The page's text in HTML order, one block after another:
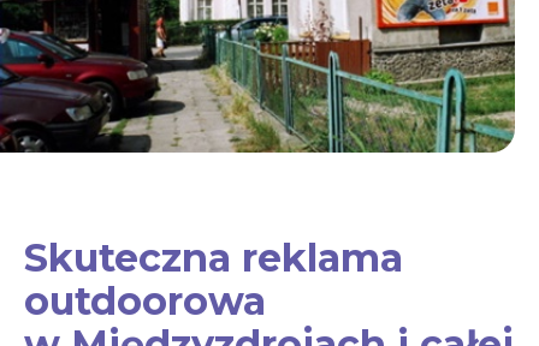
Skuteczna reklama
outdoorowa